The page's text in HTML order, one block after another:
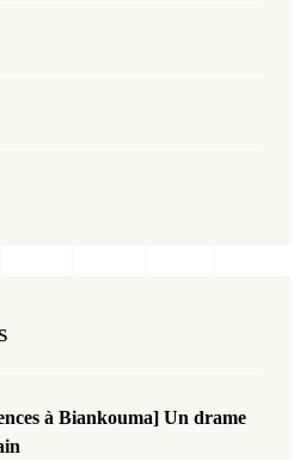
à Biankouma] Un drame